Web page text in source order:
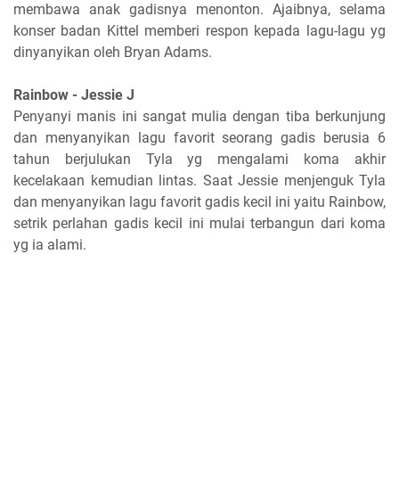
membawa anak gadisnya menonton. Ajaibnya, selama
konser badan Kittel memberi respon kepada lagu-lagu yg
dinyanyikan oleh Bryan Adams.
Rainbow - Jessie J
Penyanyi manis ini sangat mulia dengan tiba berkunjung
dan menyanyikan lagu favorit seorang gadis berusia 6
tahun berjulukan Tyla yg mengalami koma akhir
kecelakaan kemudian lintas. Saat Jessie menjenguk Tyla
dan menyanyikan lagu favorit gadis kecil ini yaitu Rainbow,
setrik perlahan gadis kecil ini mulai terbangun dari koma
yg ia alami.